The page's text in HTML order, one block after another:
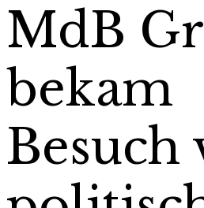
MdB
bekam
Besuch